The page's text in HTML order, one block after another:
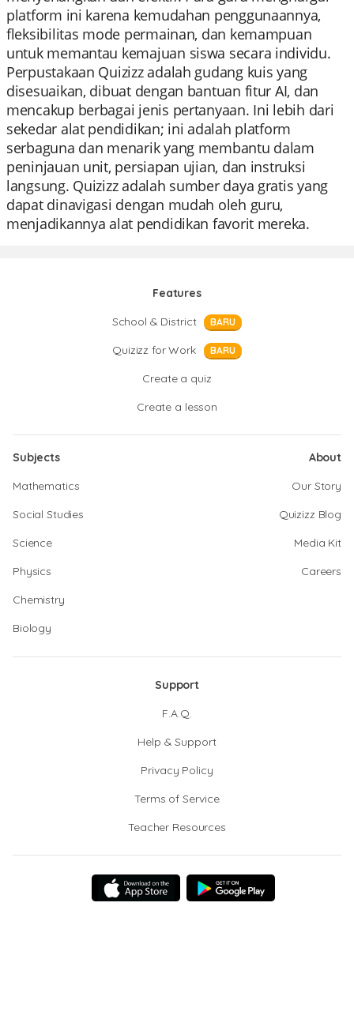
platform ini karena kemudahan penggunaannya,
fleksibilitas mode permainan, dan kemampuan
untuk memantau kemajuan siswa secara individu.
Perpustakaan Quizizz adalah gudang kuis yang
disesuaikan, dibuat dengan bantuan fitur AI, dan
mencakup berbagai jenis pertanyaan. Ini lebih dari
sekedar alat pendidikan; ini adalah platform
serbaguna dan menarik yang membantu dalam
peninjauan unit, persiapan ujian, dan instruksi
langsung. Quizizz adalah sumber daya gratis yang
dapat dinavigasi dengan mudah oleh guru,
menjadikannya alat pendidikan favorit mereka.
Features
School & District
BARU
Quizizz for Work BARU
Create a quiz
Create a lesson
Subjects
Mathematics
Social Studies
Science
Physics
Chemistry
Biology
About
Our Story
Quizizz Blog
Media Kit
Careers
Support
F.A.Q.
Help & Support
Privacy Policy
Terms of Service
Teacher Resources